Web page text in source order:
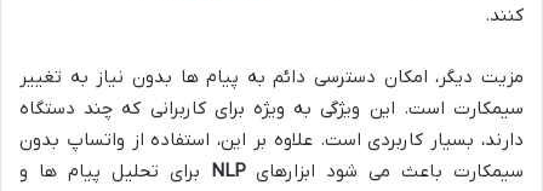
کنند.
مزیت دیگر، امکان دسترسی دائم به پیام ها بدون نیاز به تغییر
سیمکارت است. این ویژگی به ویژه برای کاربرانی که چند دستگاه
دارند، بسیار کاربردی است. علاوه بر این، استفاده از واتساپ بدون
سیمکارت باعث می شود ابزارهایNLP برای تحلیل پیام ها و